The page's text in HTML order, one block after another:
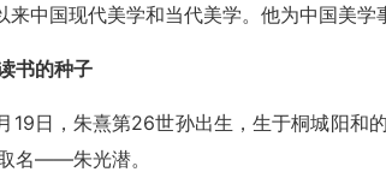
来中国现代美学和当代美学。他为中国美学
书的种子
19日，朱熹第26世孙出生，生于桐城阳和
名——朱光潜。